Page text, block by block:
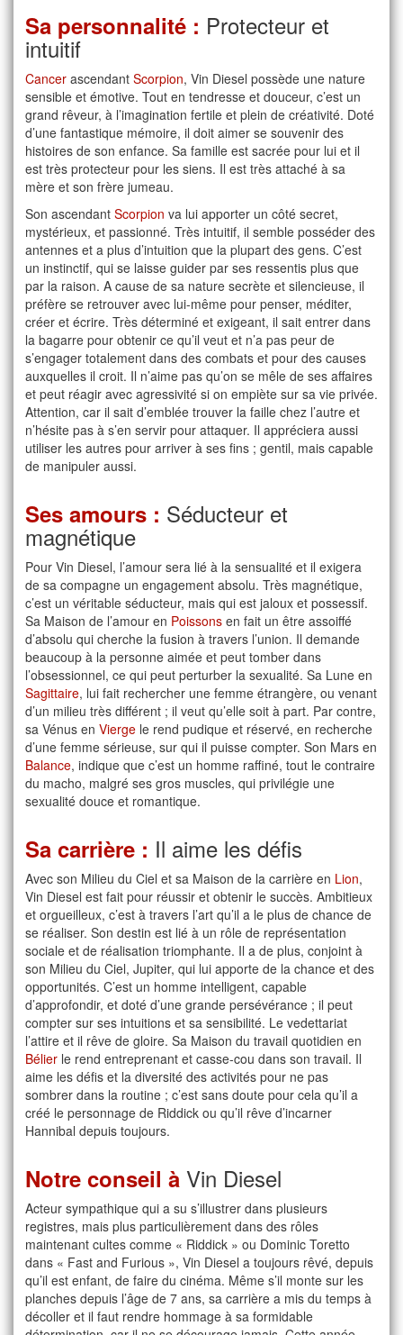
Sa personnalité : Protecteur et
intuitif
Cancer ascendant Scorpion, Vin Diesel possède une nature
sensible et émotive. Tout en tendresse et douceur, c’est un
grand rêveur, à l’imagination fertile et plein de créativité. Doté
d’une fantastique mémoire, il doit aimer se souvenir des
histoires de son enfance. Sa famille est sacrée pour lui et il
est très protecteur pour les siens. Il est très attaché à sa
mère et son frère jumeau.
Son ascendant Scorpion va lui apporter un côté secret,
mystérieux, et passionné. Très intuitif, il semble posséder des
antennes et a plus d’intuition que la plupart des gens. C’est
un instinctif, qui se laisse guider par ses ressentis plus que
par la raison. A cause de sa nature secrète et silencieuse, il
préfère se retrouver avec lui-même pour penser, méditer,
créer et écrire. Très déterminé et exigeant, il sait entrer dans
la bagarre pour obtenir ce qu’il veut et n’a pas peur de
s’engager totalement dans des combats et pour des causes
auxquelles il croit. Il n’aime pas qu’on se mêle de ses affaires
et peut réagir avec agressivité si on empiète sur sa vie privée.
Attention, car il sait d’emblée trouver la faille chez l’autre et
n’hésite pas à s’en servir pour attaquer. Il appréciera aussi
utiliser les autres pour arriver à ses fins ; gentil, mais capable
de manipuler aussi.
Ses amours : Séducteur et
magnétique
Pour Vin Diesel, l’amour sera lié à la sensualité et il exigera
de sa compagne un engagement absolu. Très magnétique,
c’est un véritable séducteur, mais qui est jaloux et possessif.
Sa Maison de l’amour en Poissons en fait un être assoiffé
d’absolu qui cherche la fusion à travers l’union. Il demande
beaucoup à la personne aimée et peut tomber dans
l’obsessionnel, ce qui peut perturber la sexualité. Sa Lune en
Sagittaire, lui fait rechercher une femme étrangère, ou venant
d’un milieu très différent ; il veut qu’elle soit à part. Par contre,
sa Vénus en Vierge le rend pudique et réservé, en recherche
d’une femme sérieuse, sur qui il puisse compter. Son Mars en
Balance, indique que c’est un homme raffiné, tout le contraire
du macho, malgré ses gros muscles, qui privilégie une
sexualité douce et romantique.
Sa carrière : Il aime les défis
Avec son Milieu du Ciel et sa Maison de la carrière en Lion,
Vin Diesel est fait pour réussir et obtenir le succès. Ambitieux
et orgueilleux, c’est à travers l’art qu’il a le plus de chance de
se réaliser. Son destin est lié à un rôle de représentation
sociale et de réalisation triomphante. Il a de plus, conjoint à
son Milieu du Ciel, Jupiter, qui lui apporte de la chance et des
opportunités. C’est un homme intelligent, capable
d’approfondir, et doté d’une grande persévérance ; il peut
compter sur ses intuitions et sa sensibilité. Le vedettariat
l’attire et il rêve de gloire. Sa Maison du travail quotidien en
Bélier le rend entreprenant et casse-cou dans son travail. Il
aime les défis et la diversité des activités pour ne pas
sombrer dans la routine ; c’est sans doute pour cela qu’il a
créé le personnage de Riddick ou qu’il rêve d’incarner
Hannibal depuis toujours.
Notre conseil à Vin Diesel
Acteur sympathique qui a su s’illustrer dans plusieurs
registres, mais plus particulièrement dans des rôles
maintenant cultes comme « Riddick » ou Dominic Toretto
dans « Fast and Furious », Vin Diesel a toujours rêvé, depuis
qu’il est enfant, de faire du cinéma. Même s’il monte sur les
planches depuis l’âge de 7 ans, sa carrière a mis du temps à
décoller et il faut rendre hommage à sa formidable